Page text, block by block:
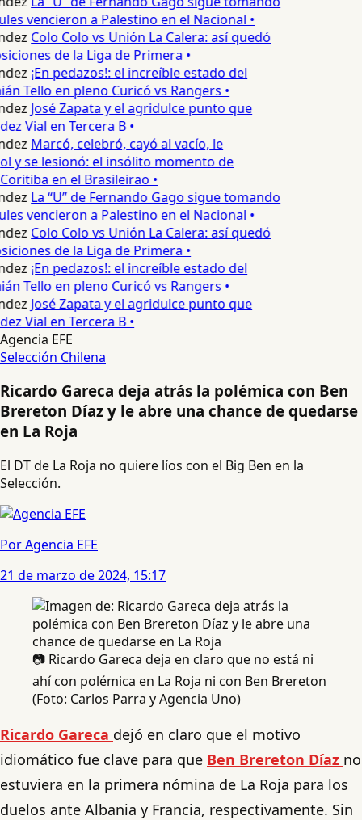
vencieron a Palestino en el Nacional •
Colo Colo vs Unión La Calera: así quedó
de la Liga de Primera •
¡En pedazos!: el increíble estado del
Tello en pleno Curicó vs Rangers •
José Zapata y el agridulce punto que
Vial en Tercera B •
Marcó, celebró, cayó al vacío, le
y se lesionó: el insólito momento de
en el Brasileirao •
La “U” de Fernando Gago sigue tomando
vencieron a Palestino en el Nacional •
Colo Colo vs Unión La Calera: así quedó
de la Liga de Primera •
¡En pedazos!: el increíble estado del
Tello en pleno Curicó vs Rangers •
José Zapata y el agridulce punto que
Vial en Tercera B •
Agencia EFE
Selección Chilena
Ricardo Gareca deja atrás la polémica con Ben
Brereton Díaz y le abre una chance de quedarse
en La Roja
El DT de La Roja no quiere líos con el Big Ben en la
Selección.
Por Agencia EFE
21 de marzo de 2024, 15:17
📷 Ricardo Gareca deja en claro que no está ni
ahí con polémica en La Roja ni con Ben Brereton
(Foto: Carlos Parra y Agencia Uno)
Ricardo Gareca dejó en claro que el motivo
idiomático fue clave para que Ben Brereton Díaz no
estuviera en la primera nómina de La Roja para los
duelos ante Albania y Francia, respectivamente. Sin